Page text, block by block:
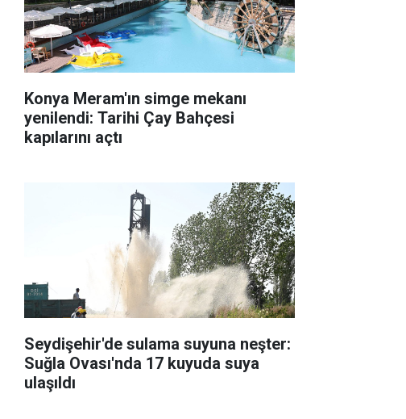
Konya Meram'ın simge mekanı
yenilendi: Tarihi Çay Bahçesi
kapılarını açtı
Seydişehir'de sulama suyuna neşter:
Suğla Ovası'nda 17 kuyuda suya
ulaşıldı